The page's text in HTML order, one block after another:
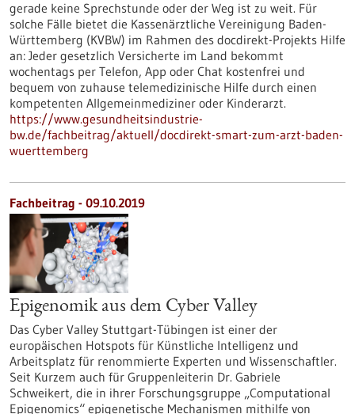
gerade keine Sprechstunde oder der Weg ist zu weit. Für
solche Fälle bietet die Kassenärztliche Vereinigung Baden-
Württemberg (KVBW) im Rahmen des docdirekt-Projekts Hilfe
an: Jeder gesetzlich Versicherte im Land bekommt
wochentags per Telefon, App oder Chat kostenfrei und
bequem von zuhause telemedizinische Hilfe durch einen
kompetenten Allgemeinmediziner oder Kinderarzt.
https://www.gesundheitsindustrie-
bw.de/fachbeitrag/aktuell/docdirekt-smart-zum-arzt-baden-
wuerttemberg
Fachbeitrag - 09.10.2019
Epigenomik aus dem Cyber Valley
Das Cyber Valley Stuttgart-Tübingen ist einer der
europäischen Hotspots für Künstliche Intelligenz und
Arbeitsplatz für renommierte Experten und Wissenschaftler.
Seit Kurzem auch für Gruppenleiterin Dr. Gabriele
Schweikert, die in ihrer Forschungsgruppe „Computational
Epigenomics“ epigenetische Mechanismen mithilfe von